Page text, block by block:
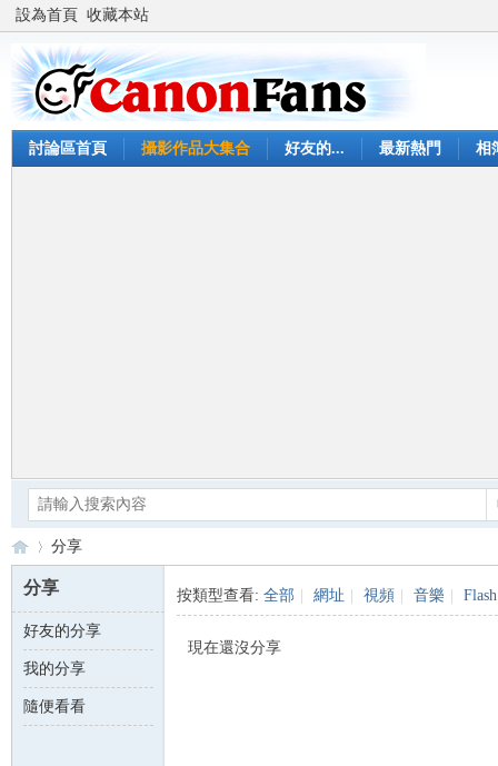
設為首頁 收藏本站
討論區首頁 攝影作品大集合 好友的... 最新熱門 相
Ca›
分享
分享
好友的分享
我的分享
隨便看看
按類型查看: 全部 網址 視頻 音樂 Flash
現在還沒分享